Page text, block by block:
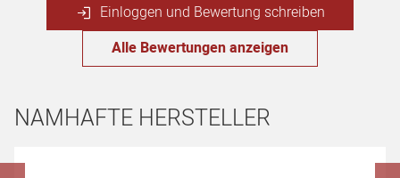
Einloggen und Bewertung schreiben
Alle Bewertungen anzeigen
NAMHAFTE HERSTELLER